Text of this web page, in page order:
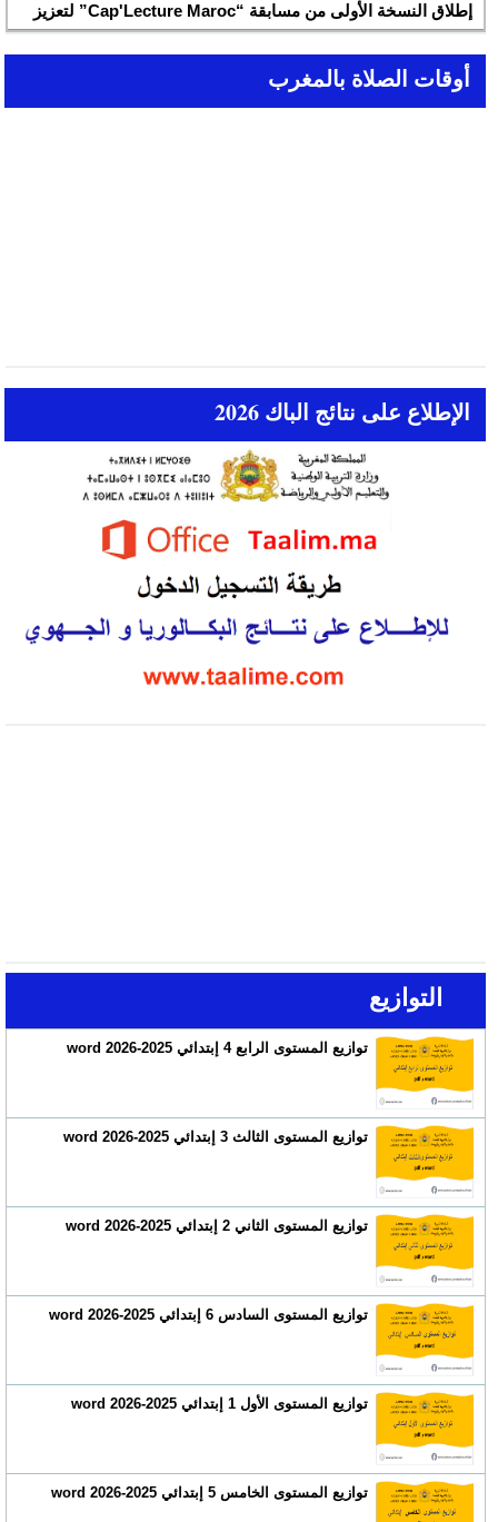
لمواجهة الأخبار الزائفة في عصر الذكاء الاصطناعي
إطلاق النسخة الأولى من مسابقة “Cap'Lecture Maroc” لتعزيز
القراءة بالفرنسية سنة 2026
أوقات الصلاة بالمغرب
الإطلاع على نتائج الباك 2026
التوازيع
توازيع المستوى الرابع 4 إبتدائي 2025-2026 word
توازيع المستوى الثالث 3 إبتدائي 2025-2026 word
توازيع المستوى الثاني 2 إبتدائي 2025-2026 word
توازيع المستوى السادس 6 إبتدائي 2025-2026 word
توازيع المستوى الأول 1 إبتدائي 2025-2026 word
توازيع المستوى الخامس 5 إبتدائي 2025-2026 word